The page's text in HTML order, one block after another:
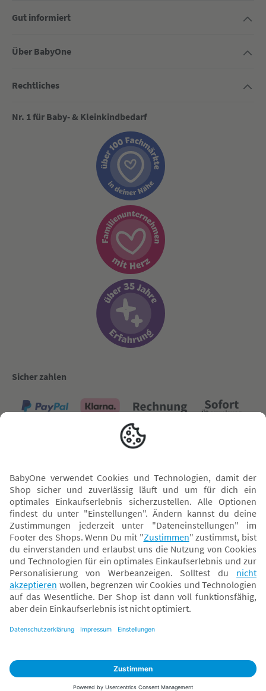
Gut informiert
Über BabyOne
Rechtliches
Nr. 1 für Baby- & Kleinkindbedarf
Sicher zahlen
Versand mit
* Alle Preise inkl. MwSt. und ggf. zzgl.Versandkosten. Der dargestellte Preis gilt -
abhängig von der von dir gewählten Option - im BabyOne-Onlineshop oder bei
Abholung in dem von dir gewählten BabyOne-Franchise-Betrieb. Der für den
Onlineshop geltende Preis stellt bei einem Verkauf durch unsere Franchise-
Nehmer eine unverbindliche Preisempfehlung dar. Der Verkaufspreis der
daher von dem Verkaufspreis im Onlineshop abweichen. Angaben zu
Klarna.